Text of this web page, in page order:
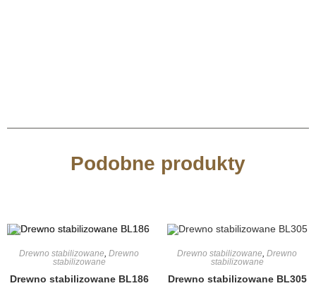
Podobne produkty
Drewno stabilizowane, Drewno
stabilizowane
Drewno stabilizowane BL186
Drewno stabilizowane, Drewno
stabilizowane
Drewno stabilizowane BL305